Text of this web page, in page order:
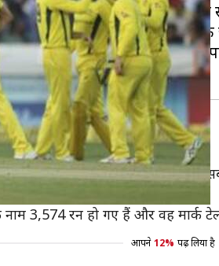
में ऑस्ट्रेलिया ने भारत को 32 रनों
पर 313 रन बनाएं थे। जिसके
कोहली ने 123 रनों की शानदार
ही वह ऑस्ट्रेलिया के लिए वनडे में
3,574 रन हो गए हैं और वह मार्क
आपने 12% पढ़ लिया है